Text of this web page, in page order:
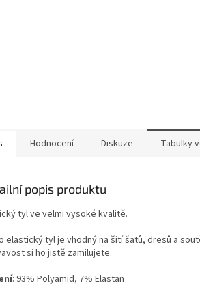
Hodnocení Diskuze Tabulky
popis produktu
tyl ve velmi vysoké kvalitě.
elastický tyl je vhodný na šití šatů, dresů a
si ho jistě zamilujete.
: 93% Polyamid, 7% Elastan